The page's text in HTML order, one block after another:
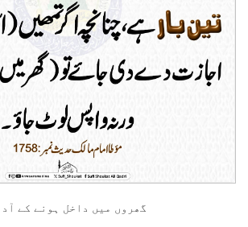
گھروں میں داخل ہونے کے